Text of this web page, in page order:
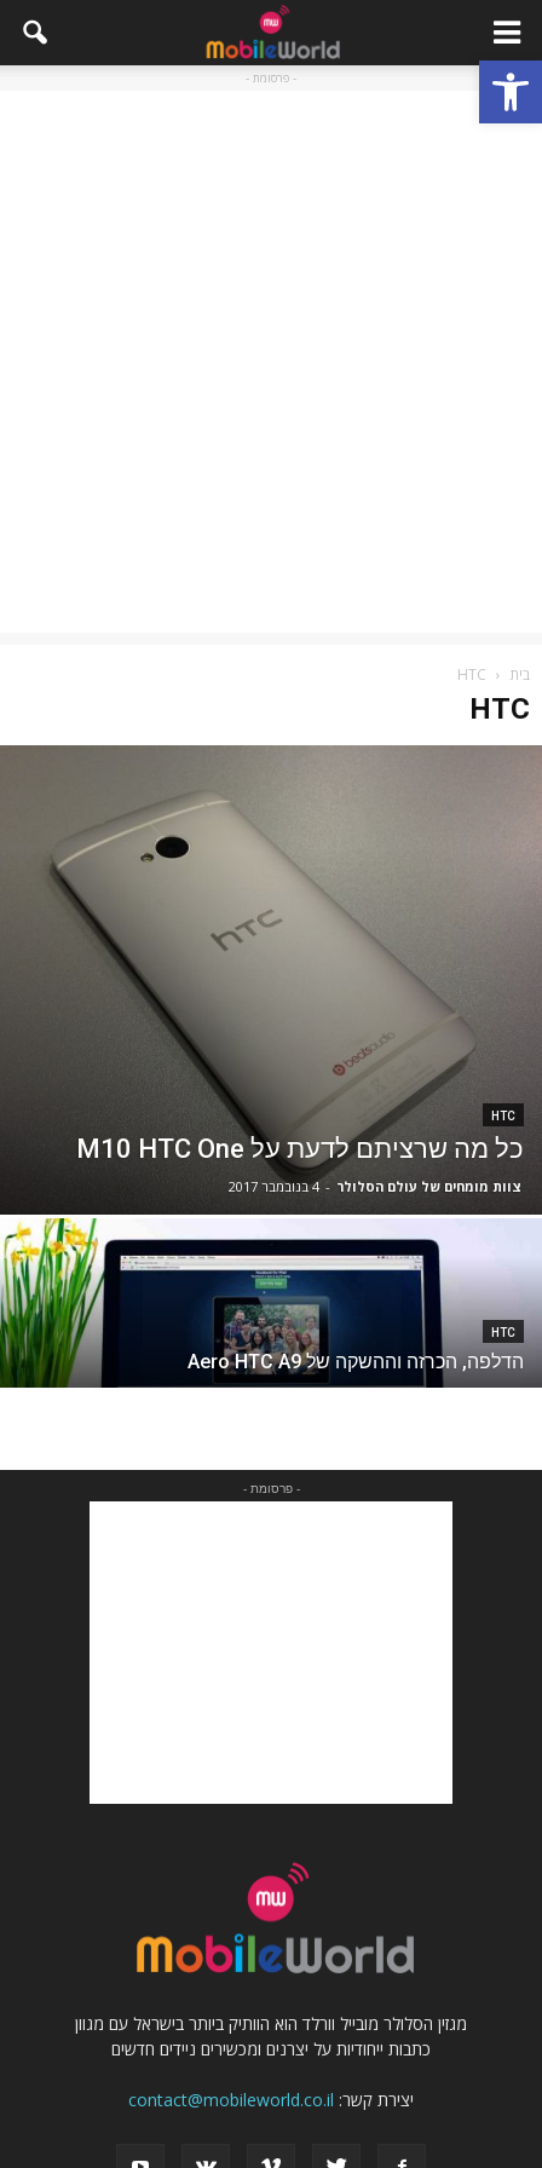
פתח סרגל נגישות - פרסומת -
בית HTC
HTC
HTC
כל מה שרציתם לדעת על M10 HTC One
צוות מומחים של עולם הסלולר - 4 בנובמבר 2017
HTC
הדלפה, הכרזה וההשקה של Aero HTC A9
- פרסומת -
מגזין הסלולר מובייל וורלד הוא הוותיק ביותר בישראל עם מגוון
כתבות ייחודיות על יצרנים ומכשירים ניידים חדשים
יצירת קשר: contact@mobileworld.co.il